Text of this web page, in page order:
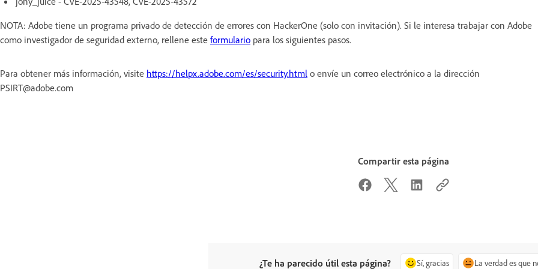
NOTA: Adobe tiene un programa privado de detección de errores con HackerOne (solo con invitación). Si le interesa trabajar con Adobe
como investigador de seguridad externo, rellene este formulario para los siguientes pasos.
Para obtener más información, visite https://helpx.adobe.com/es/security.html o envíe un correo electrónico a la dirección
PSIRT@adobe.com
Compartir esta página
¿Te ha parecido útil esta página? Sí, gracias La verdad es que